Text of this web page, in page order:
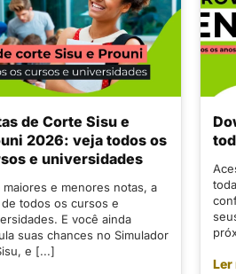
de Corte Sisu e
2026: veja todos os
e universidades
maiores e menores notas, a
de todos os cursos e
E você ainda
suas chances no Simulador
e [...]
Ler